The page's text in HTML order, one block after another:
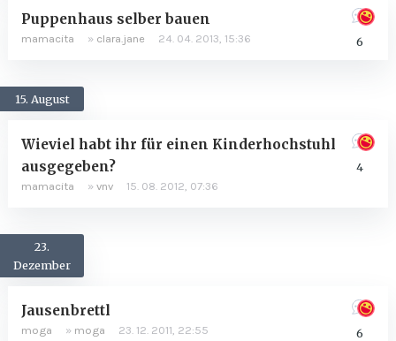
6
Puppenhaus selber bauen
mamacita » clara.jane 24. 04. 2013, 15:36
15. August
4
Wieviel habt ihr für einen Kinderhochstuhl
ausgegeben?
mamacita » vnv 15. 08. 2012, 07:36
23.
Dezember
6
Jausenbrettl
moga » moga 23. 12. 2011, 22:55